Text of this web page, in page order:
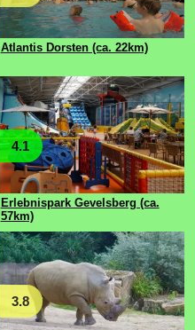
Atlantis Dorsten (ca. 22km)
4.1
Erlebnispark Gevelsberg (ca.
57km)
3.8